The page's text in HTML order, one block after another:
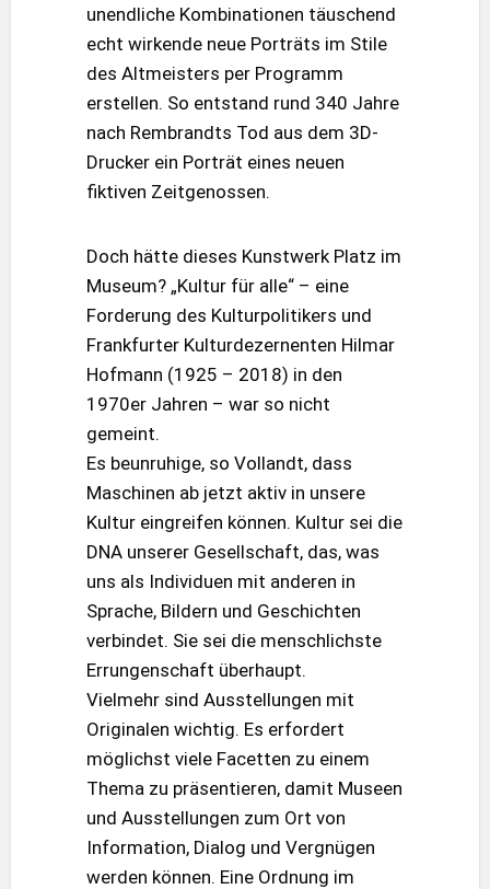
unendliche Kombinationen täuschend
echt wirkende neue Porträts im Stile
des Altmeisters per Programm
erstellen. So entstand rund 340 Jahre
nach Rembrandts Tod aus dem 3D-
Drucker ein Porträt eines neuen
fiktiven Zeitgenossen.
Doch hätte dieses Kunstwerk Platz im
Museum? „Kultur für alle“ – eine
Forderung des Kulturpolitikers und
Frankfurter Kulturdezernenten Hilmar
Hofmann (1925 – 2018) in den
1970er Jahren – war so nicht
gemeint.
Es beunruhige, so Vollandt, dass
Maschinen ab jetzt aktiv in unsere
Kultur eingreifen können. Kultur sei die
DNA unserer Gesellschaft, das, was
uns als Individuen mit anderen in
Sprache, Bildern und Geschichten
verbindet. Sie sei die menschlichste
Errungenschaft überhaupt.
Vielmehr sind Ausstellungen mit
Originalen wichtig. Es erfordert
möglichst viele Facetten zu einem
Thema zu präsentieren, damit Museen
und Ausstellungen zum Ort von
Information, Dialog und Vergnügen
werden können. Eine Ordnung im